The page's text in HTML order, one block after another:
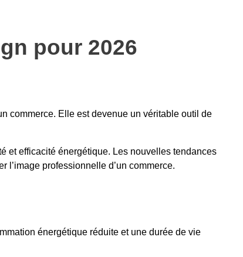
pour 2026
commerce. Elle est devenue un véritable outil de
et efficacité énergétique. Les nouvelles tendances
l’image professionnelle d’un commerce.
énergétique réduite et une durée de vie